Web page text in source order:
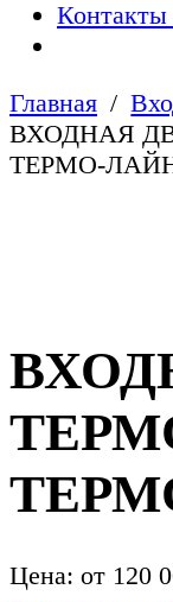
Главная
ВХОДНАЯ
ТЕРМО-
Цена: от 120